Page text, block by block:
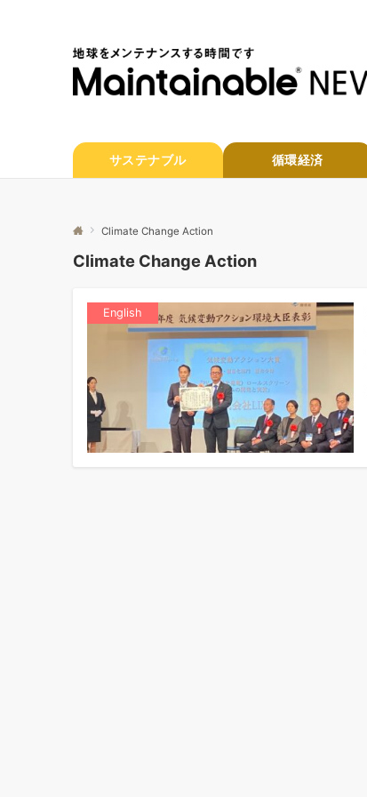
サステナブル 循環経済
Climate Change Action
Climate Change Action
English